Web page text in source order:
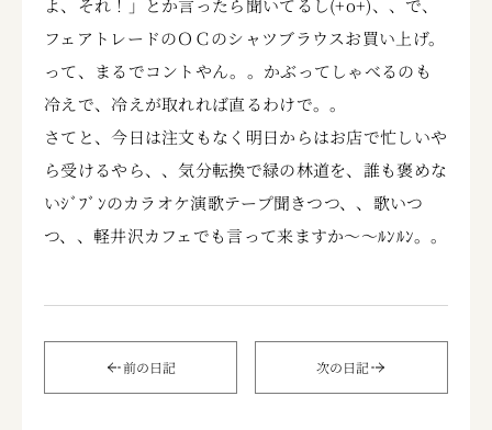
よ、それ！」とか言ったら聞いてるし(+o+)、、で、
フェアトレードのＯＣのシャツブラウスお買い上げ。
って、まるでコントやん。。かぶってしゃべるのも
冷えで、冷えが取れれば直るわけで。。
さてと、今日は注文もなく明日からはお店で忙しいや
ら受けるやら、、気分転換で緑の林道を、誰も褒めな
いｼﾞﾌﾞﾝのカラオケ演歌テープ聞きつつ、、歌いつ
つ、、軽井沢カフェでも言って来ますか～～ﾙﾝﾙﾝ。。
前の日記 次の日記